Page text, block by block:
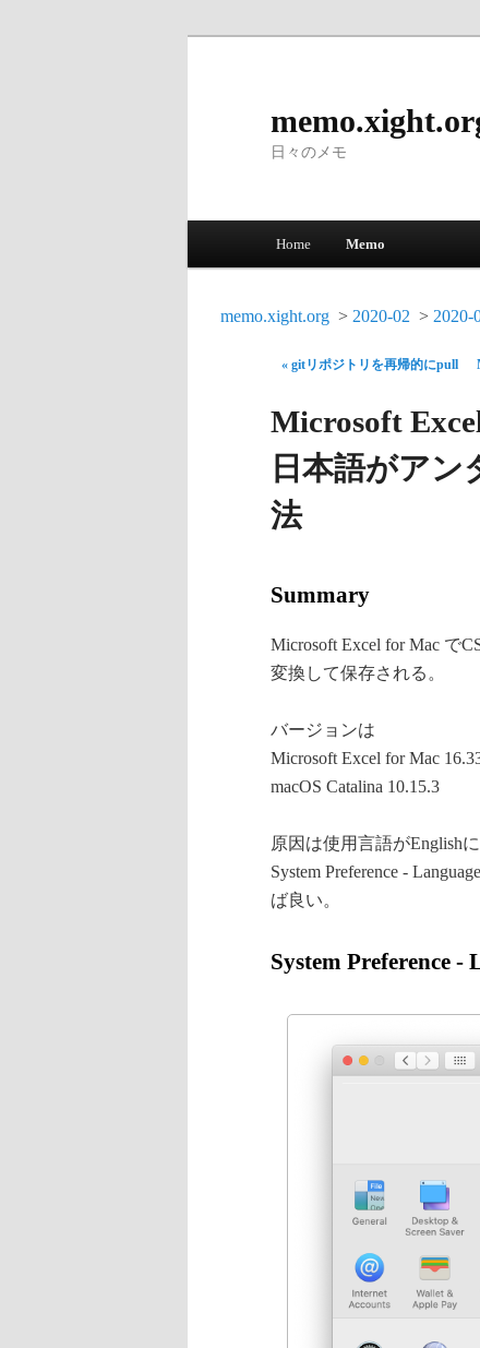
日々のメモ
Skip to primary content
Skip to secondary content
Home Memo
memo.xight.org 2020-02 2020-
« gitリポジトリを再帰的にpull
Microsoft
日本語がア
法
Summary
Microsoft Excel for Mac で
変換して保存される。
バージョンは
Microsoft Excel for Mac
macOS Catalina 10.15.3
原因は使用言語がEnglish
System Preference -
ば良い。
System Preference